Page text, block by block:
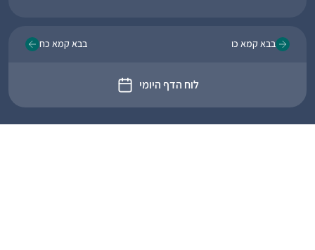
בבא קמא כו
לוח הדף היומי
בבא קמא כח